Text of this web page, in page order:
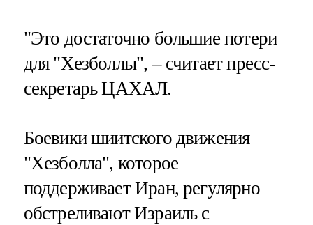
"Это достаточно большие потери
для "Хезболлы", – считает пресс-
секретарь ЦАХАЛ.
Боевики шиитского движения
"Хезболла", которое
поддерживает Иран, регулярно
обстреливают Израиль с